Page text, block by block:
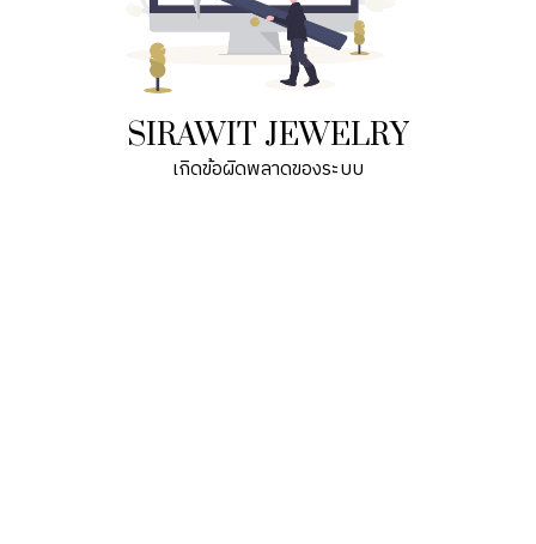
SIRAWIT JEWELRY
เกิดข้อผิดพลาดของระบบ